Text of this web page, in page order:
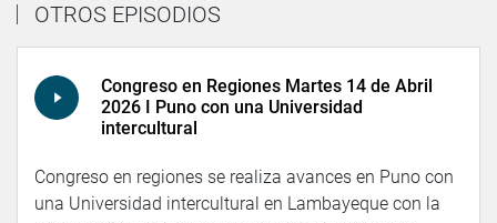
OTROS EPISODIOS
Congreso en Regiones Martes 14 de Abril
2026 I Puno con una Universidad
intercultural
Congreso en regiones se realiza avances en Puno con
una Universidad intercultural en Lambayeque con la